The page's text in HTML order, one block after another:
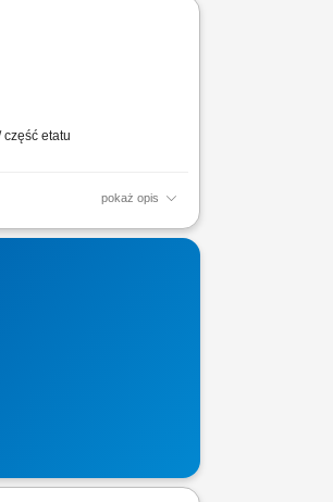
część etatu
pokaż opis
dokumentów związanych z